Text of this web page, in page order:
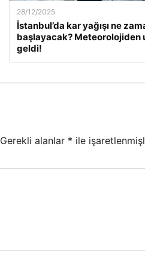
28/12/2025
İstanbul’da kar yağışı ne
başlayacak? Meteorolojiden
geldi!
Gerekli alanlar * ile